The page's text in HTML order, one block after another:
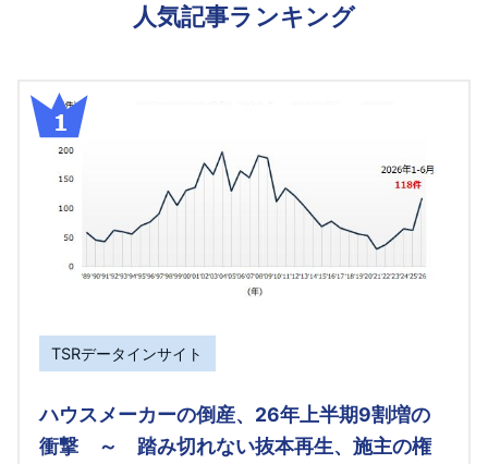
人気記事ランキング
TSRデータインサイト
ハウスメーカーの倒産、26年上半期9割増の
衝撃 ～ 踏み切れない抜本再生、施主の権